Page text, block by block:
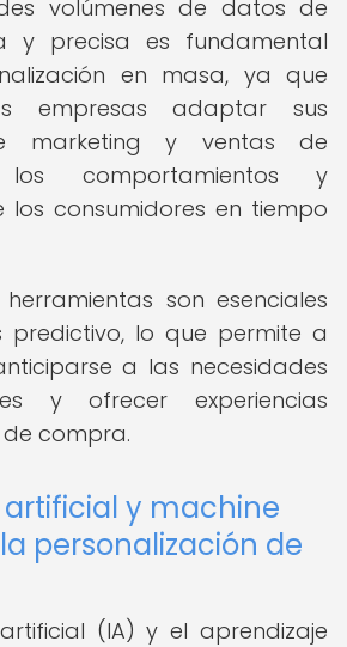
volúmenes de datos de
y precisa es fundamental
en masa, ya que
empresas adaptar sus
marketing y ventas de
comportamientos y
los consumidores en tiempo
son esenciales
predictivo, lo que permite a
a las necesidades
y ofrecer experiencias
compra.
y machine
personalización de
(IA) y el aprendizaje